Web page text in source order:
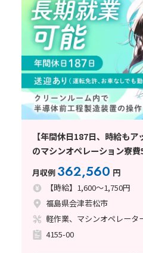
【年間休日187日、時給も
のマシンオペレーション寮
入力で機械を操作するお仕
月収例 362,560 円
【時給】1,600～1,750円
福島県会津若松市
軽作業、マシンオペレータ
4155-00